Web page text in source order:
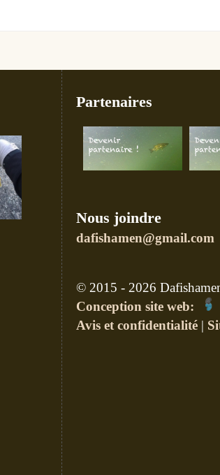
Partenaires
Nous joindre
dafishamen@gmail.com
© 2015 - 2026
Conception site web:
Avis et confidentialité|